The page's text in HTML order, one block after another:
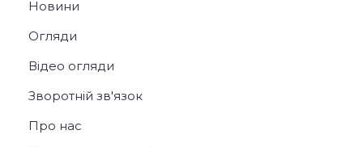
Новини
Огляди
Відео огляди
Зворотній зв'язок
Про нас